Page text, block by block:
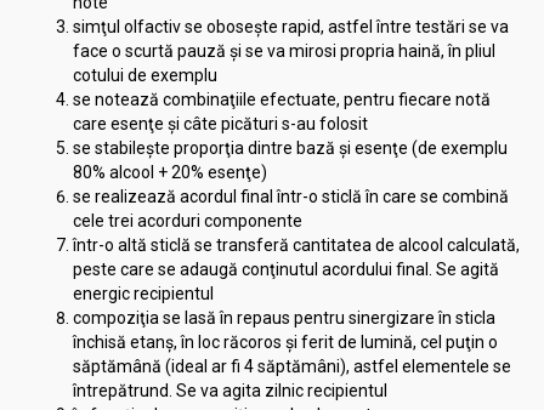
simţul olfactiv se oboseşte rapid, astfel între testări se va
face o scurtă pauză şi se va mirosi propria haină, în pliul
cotului de exemplu
se notează combinaţiile efectuate, pentru fiecare notă
care esenţe şi câte picături s-au folosit
se stabileşte proporţia dintre bază şi esenţe (de exemplu
80% alcool + 20% esenţe)
se realizează acordul final într-o sticlă în care se combină
cele trei acorduri componente
într-o altă sticlă se transferă cantitatea de alcool calculată,
peste care se adaugă conţinutul acordului final. Se agită
energic recipientul
compoziţia se lasă în repaus pentru sinergizare în sticla
închisă etanş, în loc răcoros şi ferit de lumină, cel puţin o
săptămână (ideal ar fi 4 săptămâni), astfel elementele se
întrepătrund. Se va agita zilnic recipientul